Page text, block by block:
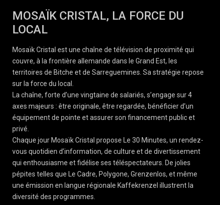
MOSAÏK CRISTAL, LA FORCE DU
LOCAL
Mosaïk Cristal est une chaîne de télévision de proximité qui
couvre, à la frontière allemande dans le Grand Est, les
territoires de Bitche et de Sarreguemines. Sa stratégie repose
sur la force du local.
La chaîne, forte d’une vingtaine de salariés, s’engage sur 4
axes majeurs : être originale, être regardée, bénéficier d’un
équipement de pointe et assurer son financement public et
privé.
Chaque jour Mosaïk Cristal propose Le 30 Minutes, un rendez-
vous quotidien d’information, de culture et de divertissement
qui enthousiasme et fidélise ses téléspectateurs. De jolies
pépites telles que Le Cadre, Polygone, Grenzenlos, et même
une émission en langue régionale Kaffekrenzel illustrent la
diversité des programmes.